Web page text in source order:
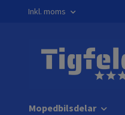
Inkl. moms
Mopedbilsdelar